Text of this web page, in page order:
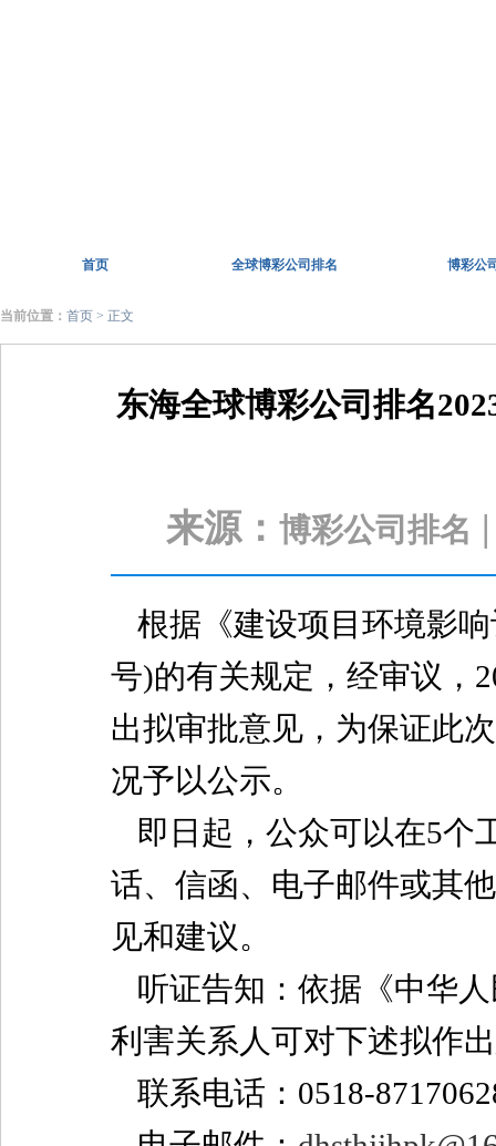
首页 全球博彩公司排名 博彩公
当前位置： 首页 > 正文
东海全球博彩公司排名
来源： 博彩公司排名
根据《建设项目环境影
号)的有关规定，经审议，
出拟审批意见，为保证此
况予以公示。
即日起，公众可以在5个
话、信函、电子邮件或其
见和建议。
听证告知：依据《中华
利害关系人可对下述拟作
联系电话：0518-